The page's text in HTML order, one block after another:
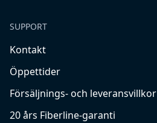
SUPPORT
Kontakt
Öppettider
Försäljnings- och leveransvillkor
20 års Fiberline-garanti